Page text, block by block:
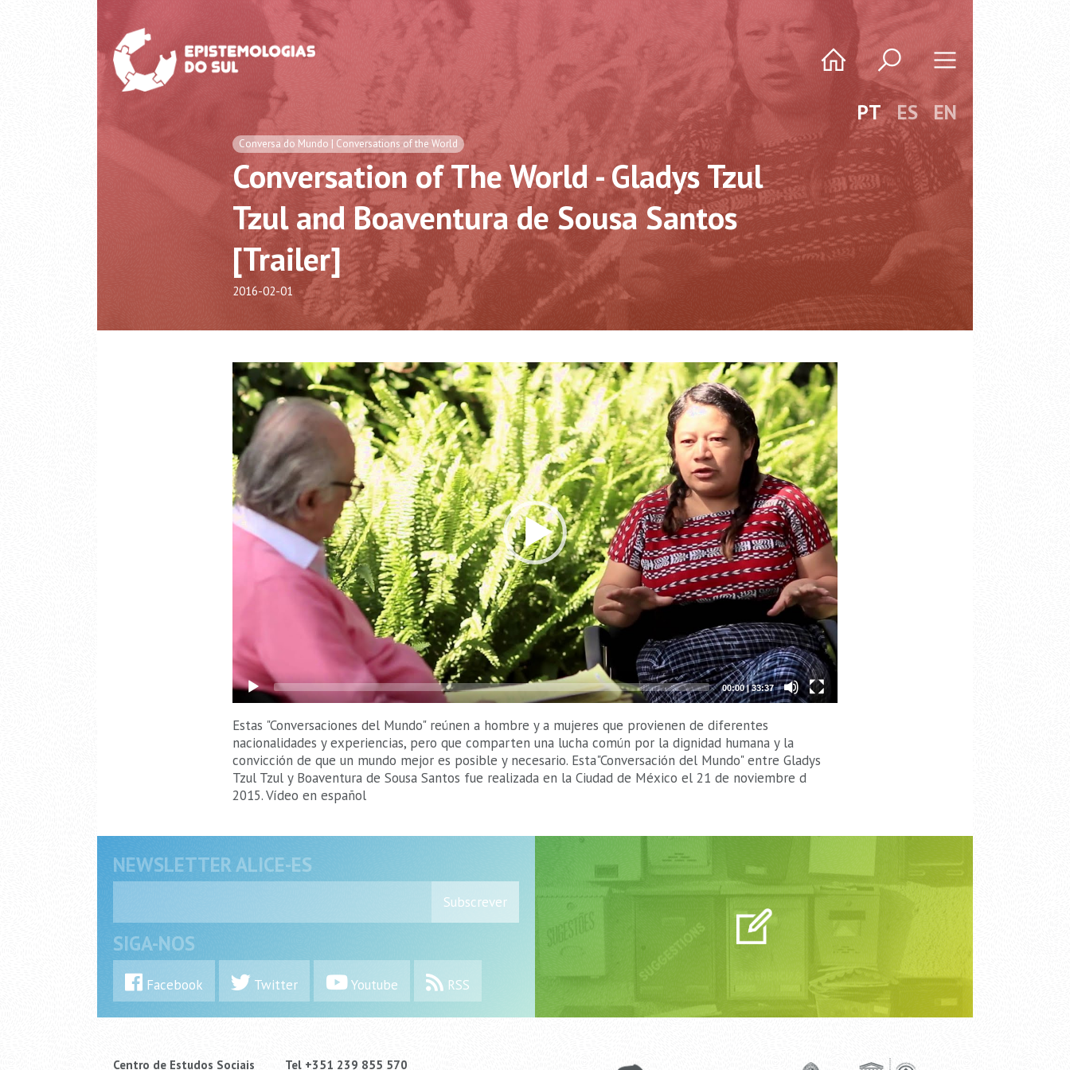
PT ES EN
Conversa do Mundo | Conversations of the World
Conversation of The World - Gladys Tzul
Tzul and Boaventura de Sousa Santos
[Trailer]
2016-02-01
Video
Player
00:00|33:37
Estas "Conversaciones del Mundo" reúnen a hombre y a mujeres que provienen de diferentes
nacionalidades y experiencias, pero que comparten una lucha común por la dignidad humana y la
convicción de que un mundo mejor es posible y necesario. Esta"Conversación del Mundo" entre Gladys
Tzul Tzul y Boaventura de Sousa Santos fue realizada en la Ciudad de México el 21 de noviembre d
2015. Vídeo en español
NEWSLETTER ALICE-ES
Subscrever
SIGA-NOS
Facebook Twitter Youtube RSS
Centro de Estudos Sociais Tel +351 239 855 570